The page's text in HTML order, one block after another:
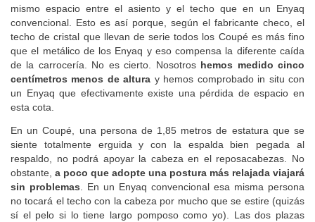
mismo espacio entre el asiento y el techo que en un Enyaq
convencional. Esto es así porque, según el fabricante checo, el
techo de cristal que llevan de serie todos los Coupé es más fino
que el metálico de los Enyaq y eso compensa la diferente caída
de la carrocería. No es cierto. Nosotros hemos medido cinco
centímetros menos de altura y hemos comprobado in situ con
un Enyaq que efectivamente existe una pérdida de espacio en
esta cota.
En un Coupé, una persona de 1,85 metros de estatura que se
siente totalmente erguida y con la espalda bien pegada al
respaldo, no podrá apoyar la cabeza en el reposacabezas. No
obstante, a poco que adopte una postura más relajada viajará
sin problemas. En un Enyaq convencional esa misma persona
no tocará el techo con la cabeza por mucho que se estire (quizás
sí el pelo si lo tiene largo pomposo como yo). Las dos plazas